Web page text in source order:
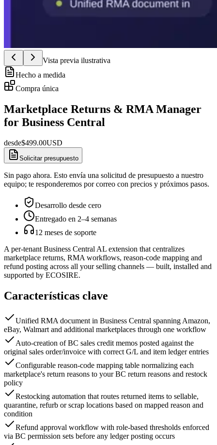
Vista previa ilustrativa
Hecho a medida
Compra única
Marketplace Returns & RMA Manager
for Business Central
desde$499.00USD
Solicitar presupuesto
Sin pago ahora. Esto envía una solicitud de presupuesto a nuestro
equipo; te responderemos por correo con precios y próximos pasos.
Desarrollo desde cero
Entregado en 2–4 semanas
12 meses de soporte
A per-tenant Business Central AL extension that centralizes
marketplace returns, RMA workflows, reason-code mapping and
refund posting across all your selling channels — built, installed and
supported by ECOSIRE.
Características clave
Unified RMA document in Business Central spanning Amazon,
eBay, Walmart and additional marketplaces through one workflow
Auto-creation of BC sales credit memos posted against the
original sales order/invoice with correct G/L and item ledger entries
Configurable reason-code mapping table normalizing each
marketplace's return reasons to your BC return reasons and restock
policy
Restocking automation that routes returned items to sellable,
quarantine, refurb or scrap locations based on mapped reason and
condition
Refund approval workflow with role-based thresholds enforced
via BC permission sets before any ledger posting occurs